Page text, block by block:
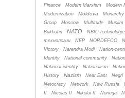
Finance
Modern Marxism
Modern
Modernization
Moldova Monarchy
Group
Moscow Multitude Muslim
Bukharin
NATO NBIC-
технологии
NEP NORDEFCO
Victory
Narendra Modi Nation-
Identity
National community
National identity
Nationalism
History
Nazism Near East Negri
Netocracy
Network New Russia
II
Nicolas II Nikolai II Noriega